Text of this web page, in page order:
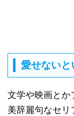
愛せないと
文学や映画とか
美辞麗句なセリ